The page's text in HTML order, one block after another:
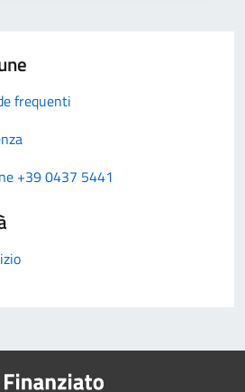
frequenti
+39 0437 5441